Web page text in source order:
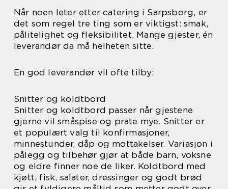
Når noen leter etter catering i Sarpsborg, er
det som regel tre ting som er viktigst: smak,
pålitelighet og fleksibilitet. Mange gjester, én
leverandør da må helheten sitte.
En god leverandør vil ofte tilby:
Snitter og koldtbord
Snitter og koldtbord passer når gjestene
gjerne vil småspise og prate mye. Snitter er
et populært valg til konfirmasjoner,
minnestunder, dåp og mottakelser. Variasjon i
pålegg og tilbehør gjør at både barn, voksne
og eldre finner noe de liker. Koldtbord med
kjøtt, fisk, salater, dressinger og godt brød